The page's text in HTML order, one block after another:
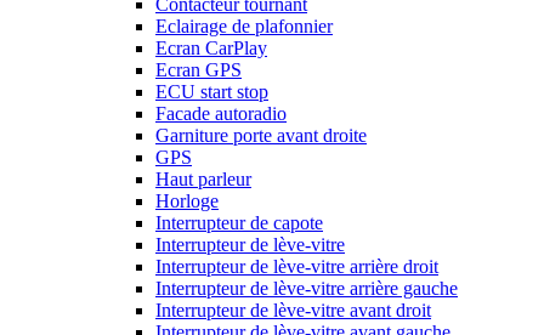
Contacteur tournant
Eclairage de plafonnier
Ecran CarPlay
Ecran GPS
ECU start stop
Facade autoradio
Garniture porte avant droite
GPS
Haut parleur
Horloge
Interrupteur de capote
Interrupteur de lève-vitre
Interrupteur de lève-vitre arrière droit
Interrupteur de lève-vitre arrière gauche
Interrupteur de lève-vitre avant droit